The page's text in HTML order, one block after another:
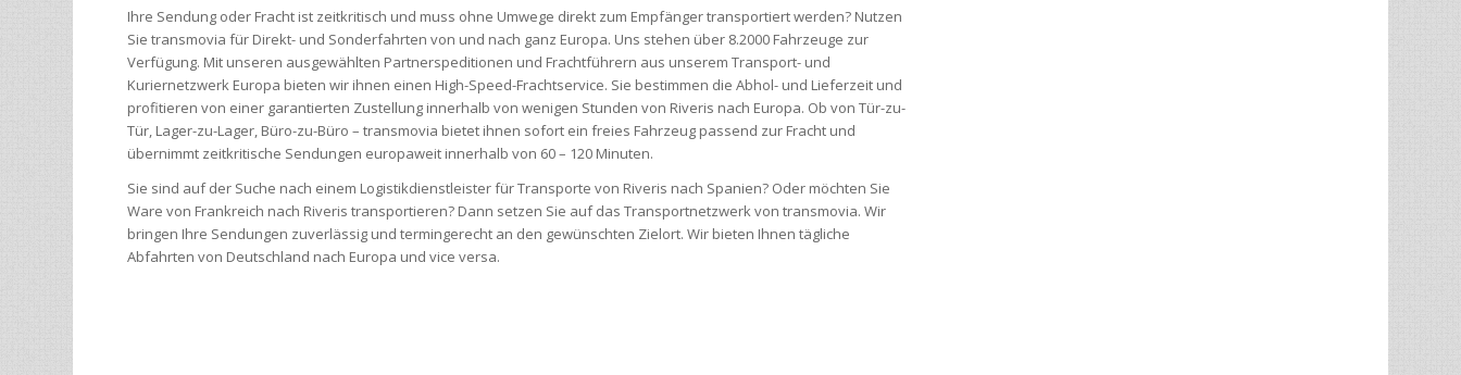
Ihre Sendung oder Fracht ist zeitkritisch und muss ohne Umwege direkt zum Empfänger transportiert werden? Nutzen
Sie transmovia für Direkt- und Sonderfahrten von und nach ganz Europa. Uns stehen über 8.2000 Fahrzeuge zur
Verfügung. Mit unseren ausgewählten Partnerspeditionen und Frachtführern aus unserem Transport- und
Kuriernetzwerk Europa bieten wir ihnen einen High-Speed-Frachtservice. Sie bestimmen die Abhol- und Lieferzeit und
profitieren von einer garantierten Zustellung innerhalb von wenigen Stunden von Riveris nach Europa. Ob von Tür-zu-
Tür, Lager-zu-Lager, Büro-zu-Büro – transmovia bietet ihnen sofort ein freies Fahrzeug passend zur Fracht und
übernimmt zeitkritische Sendungen europaweit innerhalb von 60 – 120 Minuten.
Sie sind auf der Suche nach einem Logistikdienstleister für Transporte von Riveris nach Spanien? Oder möchten Sie
Ware von Frankreich nach Riveris transportieren? Dann setzen Sie auf das Transportnetzwerk von transmovia. Wir
bringen Ihre Sendungen zuverlässig und termingerecht an den gewünschten Zielort. Wir bieten Ihnen tägliche
Abfahrten von Deutschland nach Europa und vice versa.